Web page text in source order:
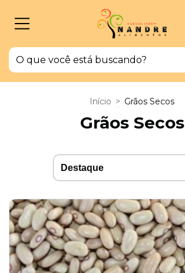
Início > Grãos Secos
Grãos Secos